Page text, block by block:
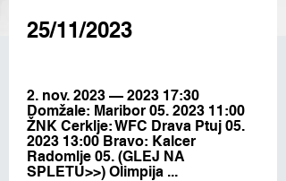
25/11/2023
2. nov. 2023 — 2023 17:30
Domžale: Maribor 05. 2023 11:00
ŽNK Cerklje: WFC Drava Ptuj 05.
2023 13:00 Bravo: Kalcer
Radomlje 05. (GLEJ NA
SPLETU>>) Olimpija ...